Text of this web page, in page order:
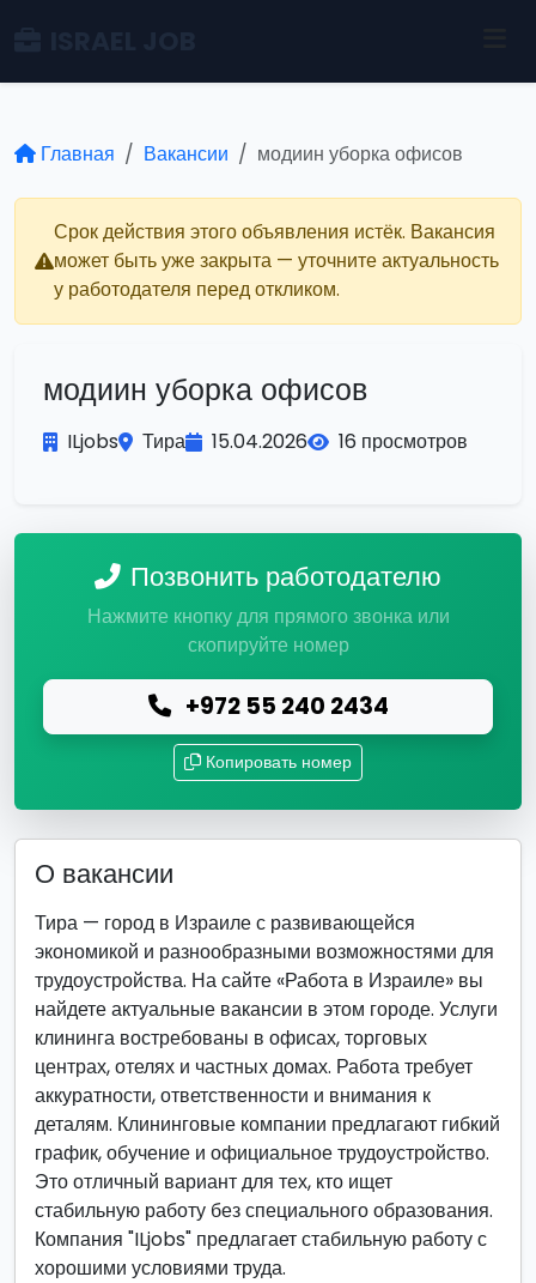
Главная Вакансии модиин уборка офисов
Срок действия этого объявления истёк. Вакансия
может быть уже закрыта — уточните актуальность
у работодателя перед откликом.
модиин уборка офисов
ILjobs Тира 15.04.2026 16 просмотров
Позвонить работодателю
Нажмите кнопку для прямого звонка или
скопируйте номер
+972 55 240 2434
Копировать номер
О вакансии
Тира — город в Израиле с развивающейся
экономикой и разнообразными возможностями для
трудоустройства. На сайте «Работа в Израиле» вы
найдете актуальные вакансии в этом городе. Услуги
клининга востребованы в офисах, торговых
центрах, отелях и частных домах. Работа требует
аккуратности, ответственности и внимания к
деталям. Клининговые компании предлагают гибкий
график, обучение и официальное трудоустройство.
Это отличный вариант для тех, кто ищет
стабильную работу без специального образования.
Компания "ILjobs" предлагает стабильную работу с
хорошими условиями труда.